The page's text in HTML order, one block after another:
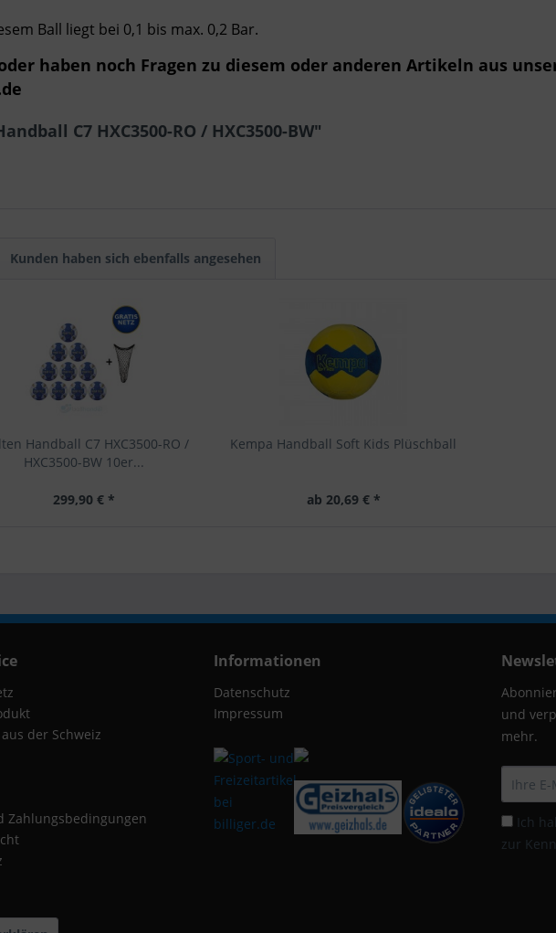
Ball liegt bei 0,1 bis max. 0,2 Bar.
haben noch Fragen zu diesem oder anderen Artikeln aus
C7 HXC3500-RO / HXC3500-BW"
Kunden haben sich ebenfalls angesehen
Handball C7 HXC3500-RO /
HXC3500-BW 10er...
299,90 € *
Kempa Handball Soft Kids Plüschball
ab 20,69 € *
der Schweiz
Zahlungsbedingungen
Informationen
Datenschutz
Impressum
und
mehr.
Ich
zur